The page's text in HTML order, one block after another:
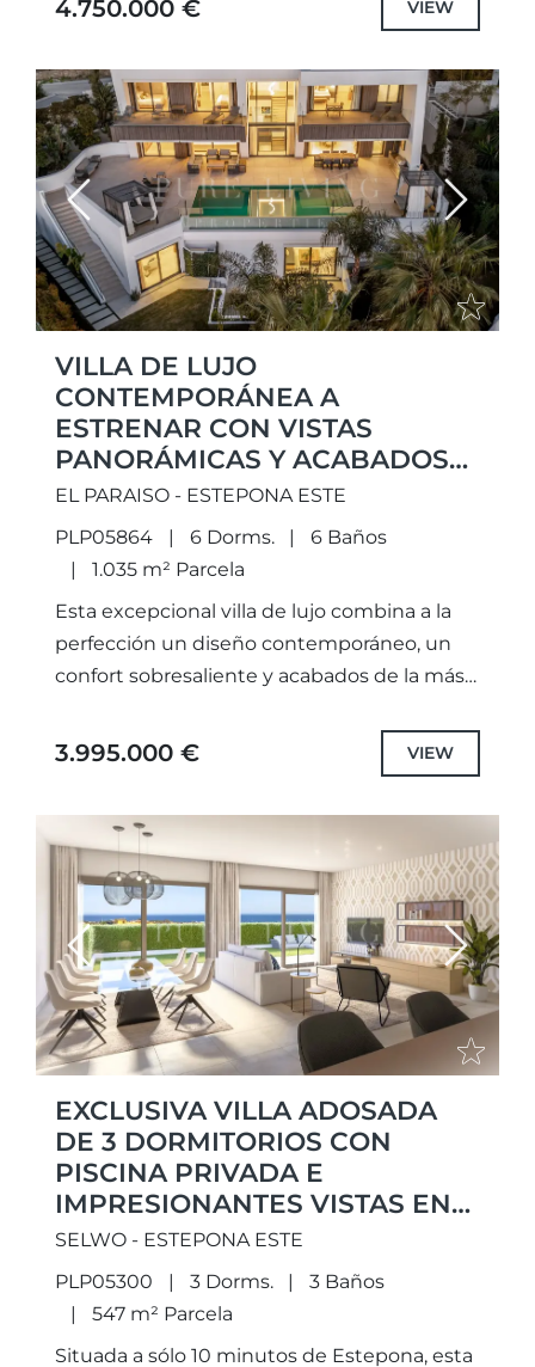
4.750.000 € VIEW
Previous Next
VILLA DE LUJO
CONTEMPORÁNEA A
ESTRENAR CON VISTAS
PANORÁMICAS Y ACABADOS
EXCEPCIONALES, UBICADA EN
PARAÍSO, ESTEPONA ESTE.
EL PARAISO - ESTEPONA ESTE
PLP05864
6 Dorms.
6 Baños
1.035 m² Parcela
Esta excepcional villa de lujo combina a la
perfección un diseño contemporáneo, un
confort sobresaliente y acabados de la más
ofreciendo una residencia elegante...
3.995.000 € VIEW
Previous Next
EXCLUSIVA VILLA ADOSADA
DE 3 DORMITORIOS CON
PISCINA PRIVADA E
IMPRESIONANTES VISTAS EN
ESTEPONA
SELWO - ESTEPONA ESTE
PLP05300
3 Dorms.
3 Baños
547 m² Parcela
Situada a sólo 10 minutos de Estepona, esta